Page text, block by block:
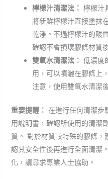
檸檬汁清潔法： 檸檬汁
將新鮮檸檬汁直接塗抹
乾淨。不過檸檬汁的酸
確認不會損壞膠條材質
雙氧水清潔法： 低濃度
用，可以噴灑在膠條上
注意，使用雙氧水清潔
重要提醒： 在進行任何清潔步
用說明書，確認所使用的清潔
質。 對於材質較特殊的膠條
認其安全性後再進行全面清潔
化，請尋求專業人士協助。